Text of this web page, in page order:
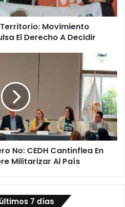
Territorio: Movimiento
El Derecho A Decidir
No: CEDH Cantinflea En
Militarizar Al País
7 días